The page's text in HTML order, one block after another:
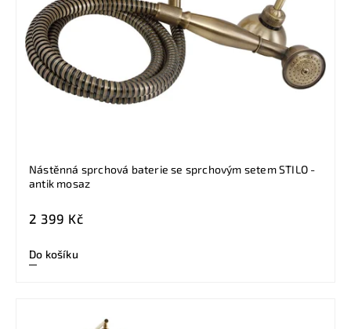
Nástěnná sprchová baterie se sprchovým setem STILO -
antik mosaz
2 399 Kč
Do košíku